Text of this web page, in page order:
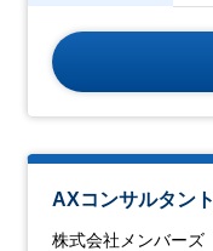
AXコンサルタント
株式会社メンバーズ